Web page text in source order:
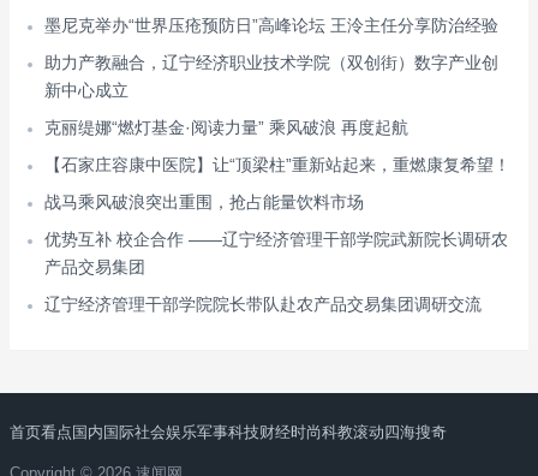
墨尼克举办“世界压疮预防日”高峰论坛 王泠主任分享防治经验
助力产教融合，辽宁经济职业技术学院（双创街）数字产业创
新中心成立
克丽缇娜“燃灯基金·阅读力量” 乘风破浪 再度起航
【石家庄容康中医院】让“顶梁柱”重新站起来，重燃康复希望！
战马乘风破浪突出重围，抢占能量饮料市场
优势互补 校企合作 ——辽宁经济管理干部学院武新院长调研农
产品交易集团
辽宁经济管理干部学院院长带队赴农产品交易集团调研交流
首页看点 国内 国际社会娱乐军事科技财经时尚科教滚动 四海搜奇